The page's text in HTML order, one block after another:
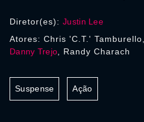
Diretor(es): Justin Lee
Atores: Chris 'C.T.' Tamburello,
Danny Trejo , Randy Charach
Suspense Ação